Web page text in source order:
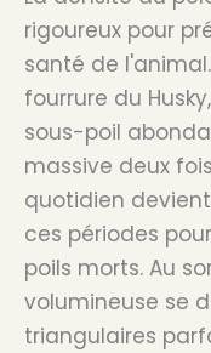
rigoureux pour
santé de
fourrure du
sous-poil
massive deux
quotidien
ces périodes
poils morts. Au
volumineuse se
triangulaires